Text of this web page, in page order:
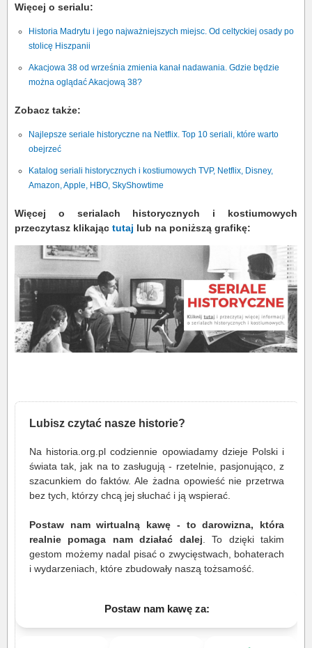
Więcej o serialu:
Historia Madrytu i jego najważniejszych miejsc. Od celtyckiej osady po
stolicę Hiszpanii
Akacjowa 38 od września zmienia kanał nadawania. Gdzie będzie
można oglądać Akacjową 38?
Zobacz także:
Najlepsze seriale historyczne na Netflix. Top 10 seriali, które warto
obejrzeć
Katalog seriali historycznych i kostiumowych TVP, Netflix, Disney,
Amazon, Apple, HBO, SkyShowtime
Więcej o serialach historycznych i kostiumowych
przeczytasz klikając tutaj lub na poniższą grafikę:
Lubisz czytać nasze historie?
Na historia.org.pl codziennie opowiadamy dzieje Polski i
świata tak, jak na to zasługują - rzetelnie, pasjonująco, z
szacunkiem do faktów. Ale żadna opowieść nie przetrwa
bez tych, którzy chcą jej słuchać i ją wspierać.
Postaw nam wirtualną kawę - to darowizna, która
realnie pomaga nam działać dalej . To dzięki takim
gestom możemy nadal pisać o zwycięstwach, bohaterach
i wydarzeniach, które zbudowały naszą tożsamość.
Postaw nam kawę za: